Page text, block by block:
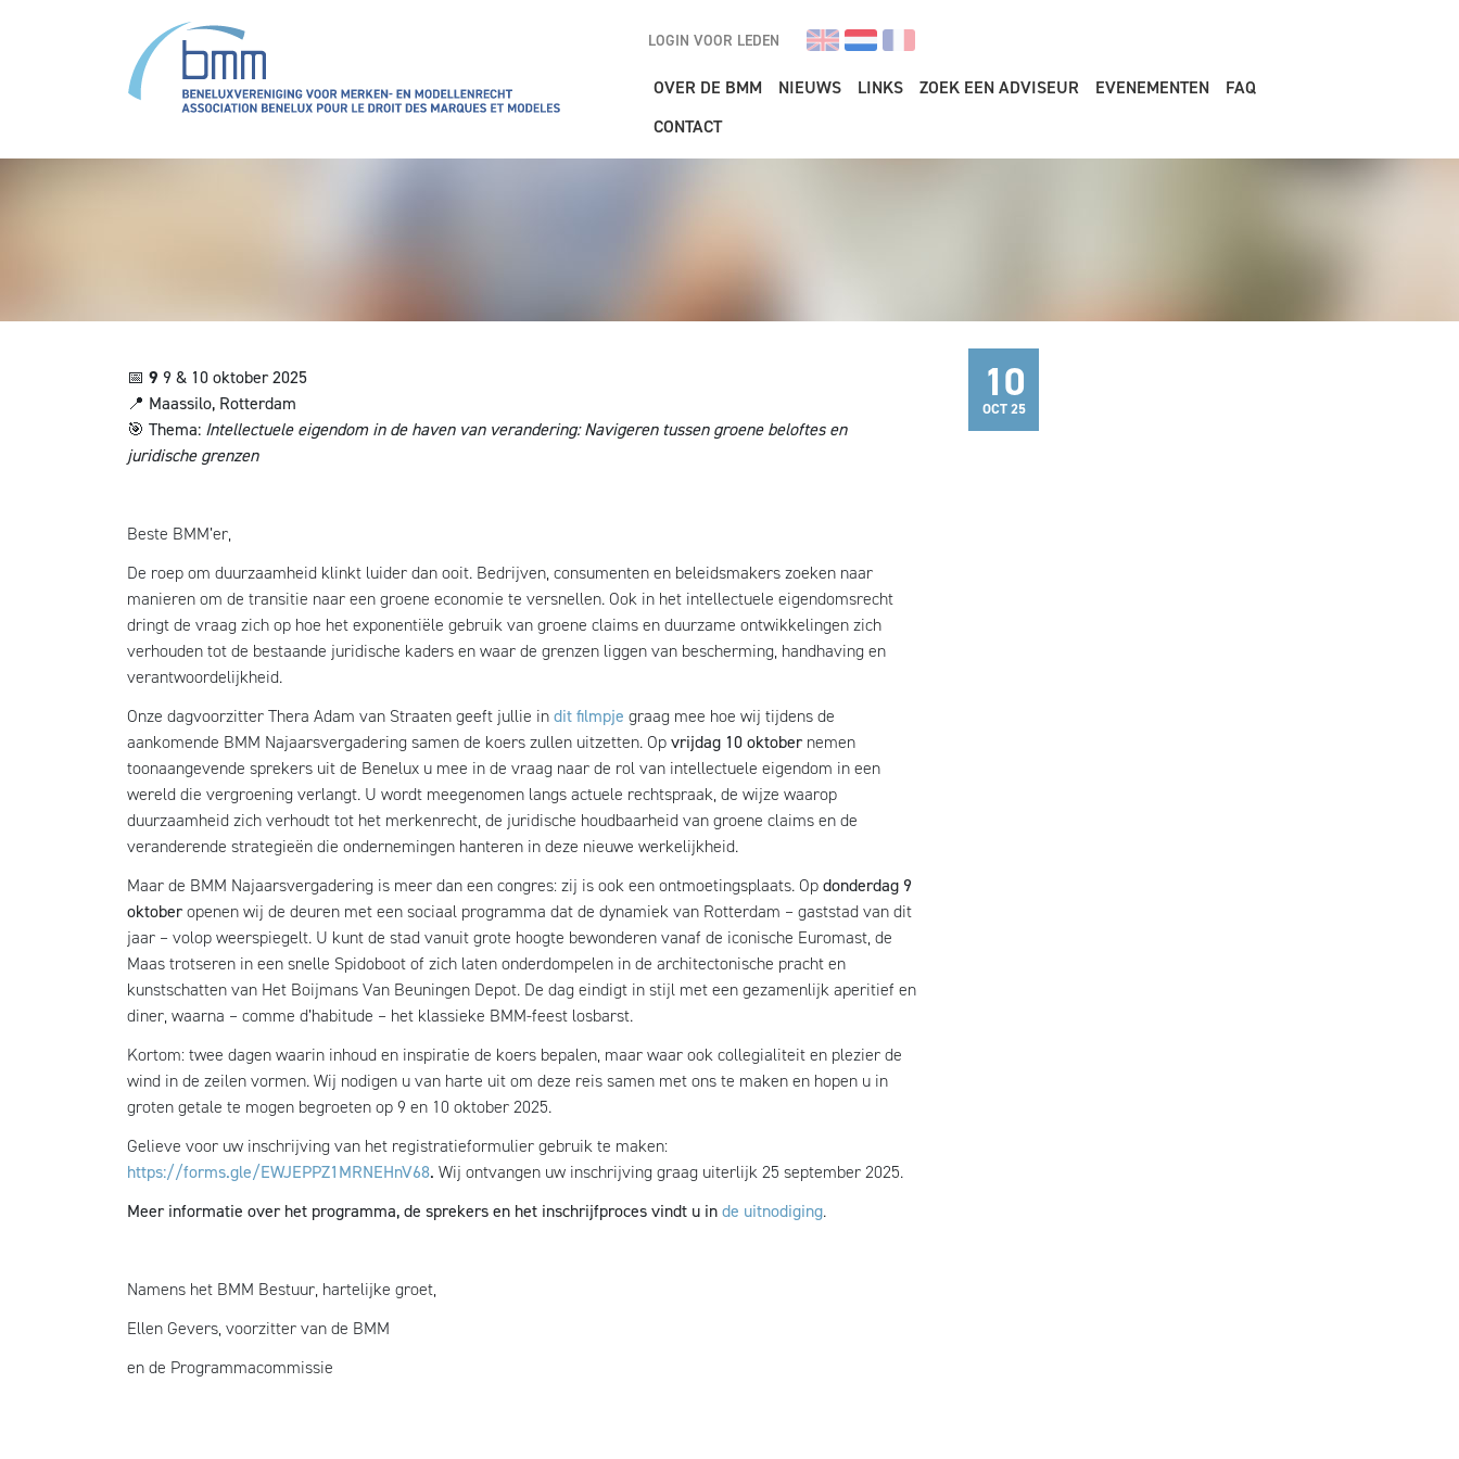
LOGIN VOOR LEDEN
Main navigation
OVER DE BMM NIEUWS LINKS ZOEK EEN ADVISEUR EVENEMENTEN
FAQ
CONTACT
📅 9 9 & 10 oktober 2025
📍 Maassilo, Rotterdam
🎯 Thema: Intellectuele eigendom in de haven van verandering: Navigeren tussen groene beloftes en
juridische grenzen
Beste BMM’er,
De roep om duurzaamheid klinkt luider dan ooit. Bedrijven, consumenten en beleidsmakers zoeken naar
manieren om de transitie naar een groene economie te versnellen. Ook in het intellectuele eigendomsrecht
dringt de vraag zich op hoe het exponentiële gebruik van groene claims en duurzame ontwikkelingen zich
verhouden tot de bestaande juridische kaders en waar de grenzen liggen van bescherming, handhaving en
verantwoordelijkheid.
Onze dagvoorzitter Thera Adam van Straaten geeft jullie indit filmpje graag mee hoe wij tijdens de
aankomende BMM Najaarsvergadering samen de koers zullen uitzetten. Opvrijdag 10 oktobernemen
toonaangevende sprekers uit de Benelux u mee in de vraag naar de rol van intellectuele eigendom in een
wereld die vergroening verlangt. U wordt meegenomen langs actuele rechtspraak, de wijze waarop
duurzaamheid zich verhoudt tot het merkenrecht, de juridische houdbaarheid van groene claims en de
veranderende strategieën die ondernemingen hanteren in deze nieuwe werkelijkheid.
Maar de BMM Najaarsvergadering is meer dan een congres: zij is ook een ontmoetingsplaats. Opdonderdag 9
oktoberopenen wij de deuren met een sociaal programma dat de dynamiek van Rotterdam – gaststad van dit
jaar – volop weerspiegelt. U kunt de stad vanuit grote hoogte bewonderen vanaf de iconische Euromast, de
Maas trotseren in een snelle Spidoboot of zich laten onderdompelen in de architectonische pracht en
kunstschatten van Het Boijmans Van Beuningen Depot. De dag eindigt in stijl met een gezamenlijk aperitief en
diner, waarna – comme d’habitude – het klassieke BMM-feest losbarst.
Kortom: twee dagen waarin inhoud en inspiratie de koers bepalen, maar waar ook collegialiteit en plezier de
wind in de zeilen vormen. Wij nodigen u van harte uit om deze reis samen met ons te maken en hopen u in
groten getale te mogen begroeten op 9 en 10 oktober 2025.
Gelieve voor uw inschrijving van het registratieformulier gebruik te maken:
https://forms.gle/EWJEPPZ1MRNEHnV68. Wij ontvangen uw inschrijving graag uiterlijk 25 september 2025.
Meer informatie over het programma, de sprekers en het inschrijfproces vindt u inde uitnodiging.
Namens het BMM Bestuur, hartelijke groet,
Ellen Gevers, voorzitter van de BMM
en de Programmacommissie
10
OCT 25